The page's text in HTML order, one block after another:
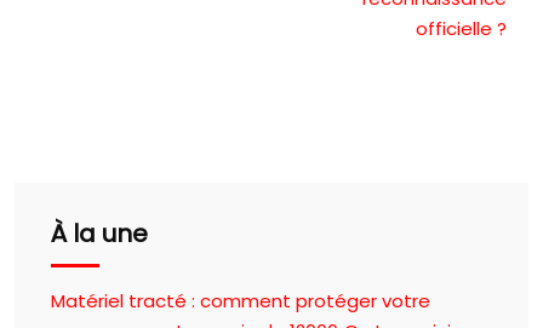
officielle ?
À la une
Matériel tracté : comment protéger votre